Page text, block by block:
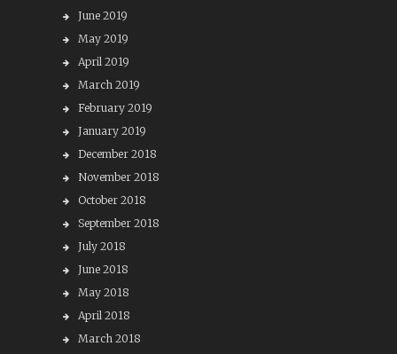
June 2019
May 2019
April 2019
March 2019
February 2019
January 2019
December 2018
November 2018
October 2018
September 2018
July 2018
June 2018
May 2018
April 2018
March 2018